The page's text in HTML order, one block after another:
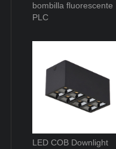
bombilla fluorescente
PLC
LED COB Downlight